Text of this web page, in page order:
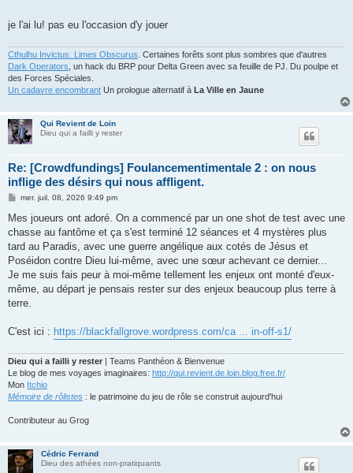
je l'ai lu! pas eu l'occasion d'y jouer
Cthulhu Invictus: Limes Obscurus . Certaines forêts sont plus sombres que d'autres
Dark Operators , un hack du BRP pour Delta Green avec sa feuille de PJ. Du poulpe et
des Forces Spéciales.
Un cadavre encombrant Un prologue alternatif à La Ville en Jaune
Qui Revient de Loin
Dieu qui a failli y rester
Re: [Crowdfundings] Foulancementimentale 2 : on nous
inflige des désirs qui nous affligent.
M
s
a
g
mer. juil. 08, 2026 9:49 pm
Mes joueurs ont adoré. On a commencé par un one shot de test avec une
chasse au fantôme et ça s'est terminé 12 séances et 4 mystères plus
tard au Paradis, avec une guerre angélique aux cotés de Jésus et
Poséidon contre Dieu lui-même, avec une sœur achevant ce dernier...
Je me suis fais peur à moi-même tellement les enjeux ont monté d'eux-
même, au départ je pensais rester sur des enjeux beaucoup plus terre à
terre.
C'est ici : https://blackfallgrove.wordpress.com/ca ... in-off-s1/
Dieu qui a failli y rester
| Teams Panthéon & Bienvenue
Le blog de mes voyages imaginaires: http://qui.revient.de.loin.blog.free.fr/
Mon Itchio
Mémoire de rôlistes : le patrimoine du jeu de rôle se construit aujourd'hui
Contributeur au Grog
Cédric Ferrand
Dieu des athées non-pratiquants